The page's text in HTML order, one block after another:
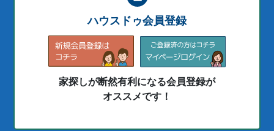
ハウスドゥ会員登録
家探しが断然有利になる会員登録が
オススメです！